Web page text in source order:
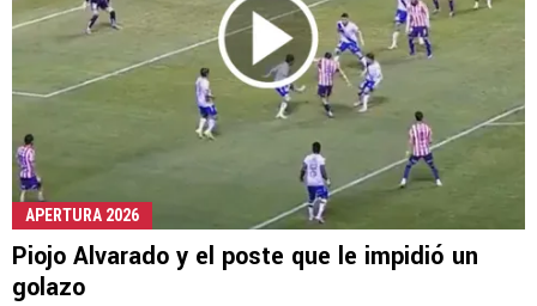
APERTURA 2026
Piojo Alvarado y el poste que le impidió un
golazo